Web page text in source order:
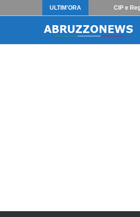
ULTIM'ORA CIP e